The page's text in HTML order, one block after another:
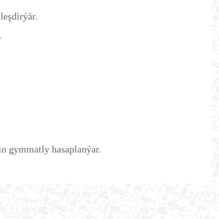
gymmatly hasaplanýar.